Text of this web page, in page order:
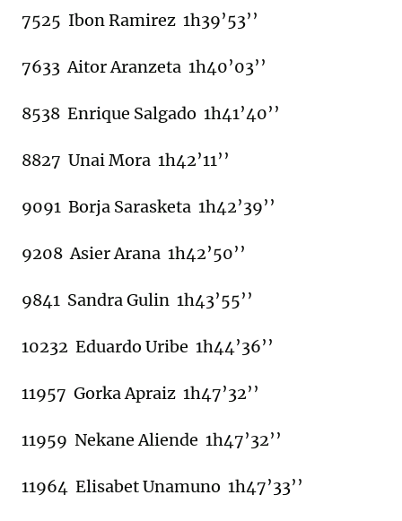
7525 Ibon Ramirez 1h39’53’’
7633 Aitor Aranzeta 1h40’03’’
8538 Enrique Salgado 1h41’40’’
8827 Unai Mora 1h42’11’’
9091 Borja Sarasketa 1h42’39’’
9208 Asier Arana 1h42’50’’
9841 Sandra Gulin 1h43’55’’
10232 Eduardo Uribe 1h44’36’’
11957 Gorka Apraiz 1h47’32’’
11959 Nekane Aliende 1h47’32’’
11964 Elisabet Unamuno 1h47’33’’